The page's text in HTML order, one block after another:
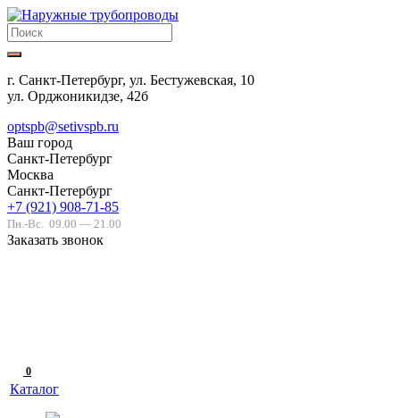
г. Санкт-Петербург, ул. Бестужевская, 10
ул. Орджоникидзе, 42б
optspb@setivspb.ru
Ваш город
Санкт-Петербург
Москва
Санкт-Петербург
+7 (921) 908-71-85
Пн.-Вс. 09.00 — 21.00
Заказать звонок
0
Каталог